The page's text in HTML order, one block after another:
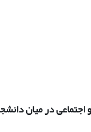
در میان